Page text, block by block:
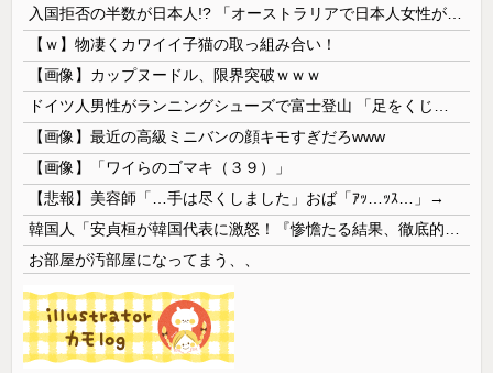
【ｗ】物凄くカワイイ子猫の取っ組み合い！
【画像】カップヌードル、限界突破ｗｗｗ
【画像】最近の高級ミニバンの顔キモすぎだろwww
【画像】「ワイらのゴマキ（３９）」
【悲報】美容師「…手は尽くしました」おば「ｱｯ…ｯｽ…」→
お部屋が汚部屋になってまう、、